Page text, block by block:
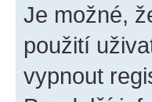
Je možné,
použití
vypnout